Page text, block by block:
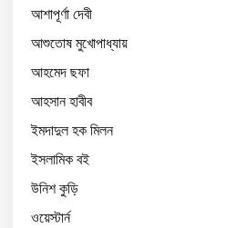
আশাপূর্ণা দেবী
আশুতোষ মুখোপাধ্যায়
আহমেদ ছফা
আহসান হাবীব
ইমদাদুল হক মিলন
ইসলামিক বই
উনিশ কুড়ি
ওয়েস্টার্ন